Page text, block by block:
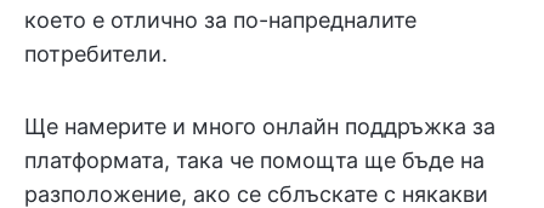
което е отлично за по-напредналите
потребители.
Ще намерите и много онлайн поддръжка за
платформата, така че помощта ще бъде на
разположение, ако се сблъскате с някакви